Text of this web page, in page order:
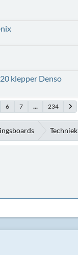
klepper Denso
6 7 ... 234